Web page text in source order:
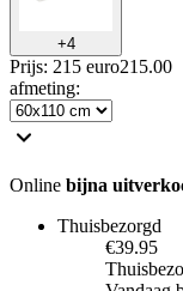
+4
Prijs: 215 euro215.00
afmeting:
Online bijna
Thuisbezorgd
€39.95